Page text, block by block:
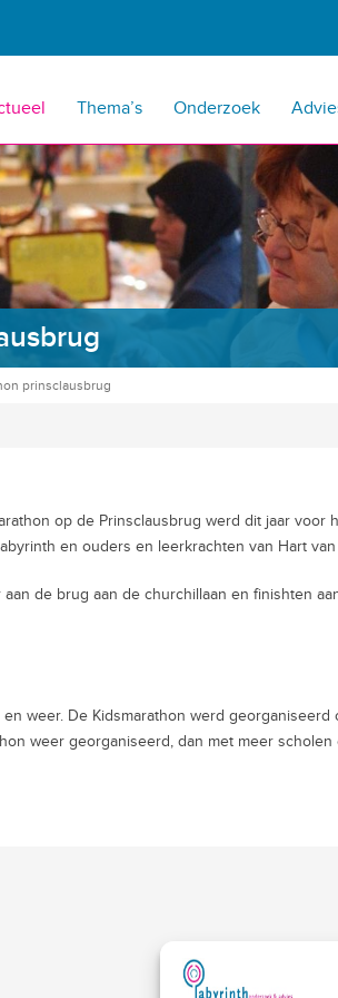
Thema’s Onderzoek
prinsclausbrug
op de Prinsclausbrug werd dit jaar voor
en ouders en leerkrachten van Hart
de brug aan de churchillaan en finishten
weer. De Kidsmarathon werd
weer georganiseerd, dan met meer